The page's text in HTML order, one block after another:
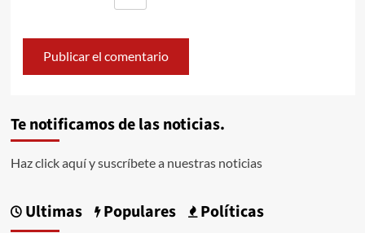
Te notificamos de las noticias.
Haz click aquí y suscríbete a nuestras noticias
Ultimas Populares Políticas